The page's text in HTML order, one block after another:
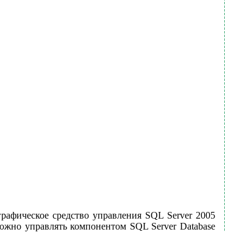
средство управления SQL Server 2005
управлять компонентом SQL Server Database